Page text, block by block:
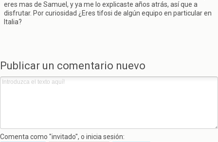
eres mas de Samuel, y ya me lo explicaste años atrás, así que a
disfrutar. Por curiosidad ¿Eres tifosi de algún equipo en particular en
Italia?
Publicar un comentario nuevo
Comenta como "invitado", o inicia sesión: